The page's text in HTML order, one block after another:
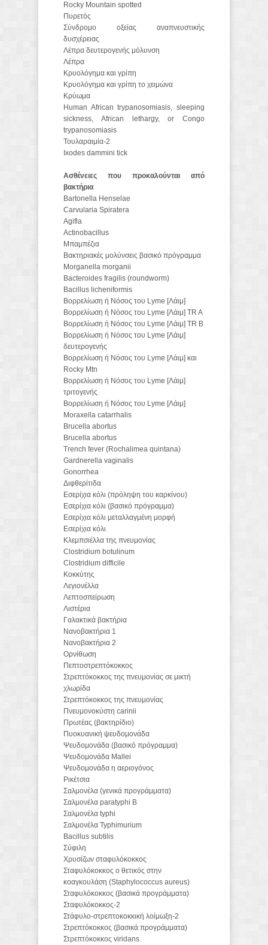
Rocky Mountain spotted
Πυρετός
Σύνδρομο οξείας αναπνευστικής
δυσχέρειας
Λέπρα δευτερογενής μόλυνση
Λέπρα
Κρυολόγημα και γρίπη
Κρυολόγημα και γρίπη το χειμώνα
Κρύωμα
Human African trypanosomiasis, sleeping
sickness, African lethargy, or Congo
trypanosomiasis
Τουλαραιμία-2
Ixodes dammini tick
Ασθένειες που προκαλούνται από
βακτήρια
Bartonella Henselae
Carvularia Spiratera
Agifla
Actinobacillus
Μπαμπέζια
Βακτηριακές μολύνσεις βασικό πρόγραμμα
Morganella morganii
Bacteroides fragilis (roundworm)
Bacillus licheniformis
Βορρελίωση ή Νόσος του Lyme [Λάιμ]
Βορρελίωση ή Νόσος του Lyme [Λάιμ] TR A
Βορρελίωση ή Νόσος του Lyme [Λάιμ] TR B
Βορρελίωση ή Νόσος του Lyme [Λάιμ]
δευτερογενής
Βορρελίωση ή Νόσος του Lyme [Λάιμ] και
Rocky Mtn
Βορρελίωση ή Νόσος του Lyme [Λάιμ]
τριτογενής
Βορρελίωση ή Νόσος του Lyme [Λάιμ]
Moraxella catarrhalis
Brucella abortus
Brucella abortus
Trench fever (Rochalimea quintana)
Gardnerella vaginalis
Gonorrhea
Διφθερίτιδα
Εσερίχια κόλι (πρόληψη του καρκίνου)
Εσερίχια κόλι (βασικό πρόγραμμα)
Εσερίχια κόλι μεταλλαγμένη μορφή
Εσερίχια κόλι
Κλεμπσιέλλα της πνευμονίας
Clostridium botulinum
Clostridium difficile
Κοκκύτης
Λεγιονέλλα
Λεπτοσπείρωση
Λιστέρια
Γαλακτικά βακτήρια
Νανοβακτήρια 1
Νανοβακτήρια 2
Ορνίθωση
Πεπτοστρεπτόκοκκος
Στρεπτόκοκκος της πνευμονίας σε μικτή
χλωρίδα
Στρεπτόκοκκος της πνευμονίας
Πνευμονοκύστη carinii
Πρωτέας (βακτηρίδιο)
Πυοκυανική ψευδομονάδα
Ψευδομονάδα (βασικό πρόγραμμα)
Ψευδομονάδα Mallei
Ψευδομονάδα η αεριογόνος
Ρικέτσια
Σαλμονέλα (γενικά προγράμματα)
Σαλμονέλα paratyphi B
Σαλμονέλα typhi
Σαλμονέλα Typhimurium
Bacillus subtilis
Σύφιλη
Χρυσίζων σταφυλόκοκκος
Σταφυλόκοκκος ο θετικός στην
κοαγκουλάση (Staphylococcus aureus)
Σταφυλόκοκκος (βασικά προγράμματα)
Σταφυλόκοκκος-2
Στάφυλο-στρεπτοκοκκική λοίμωξη-2
Στρεπτόκοκκος (βασικά προγράμματα)
Στρεπτόκοκκος viridans